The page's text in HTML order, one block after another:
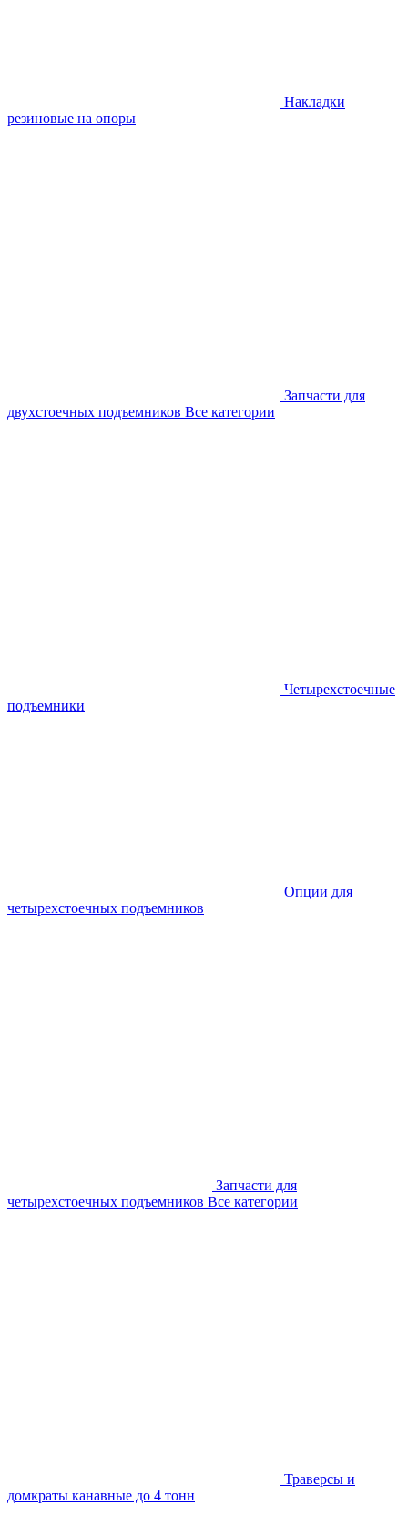
Накладки
резиновые на опоры
Запчасти для
двухстоечных подъемников Все категории
Четырехстоечные
подъемники
Опции для
четырехстоечных подъемников
Запчасти для
четырехстоечных подъемников Все категории
Траверсы и
домкраты канавные до 4 тонн